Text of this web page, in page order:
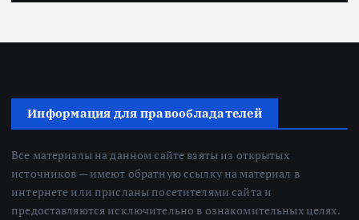
Информация для правообладателей
Все материалы на данном сайте взяты из открытых
источников — имеют обратную ссылку на материал в
интернете или присланы посетителями сайта и
предоставляются исключительно в ознакомительных целях.